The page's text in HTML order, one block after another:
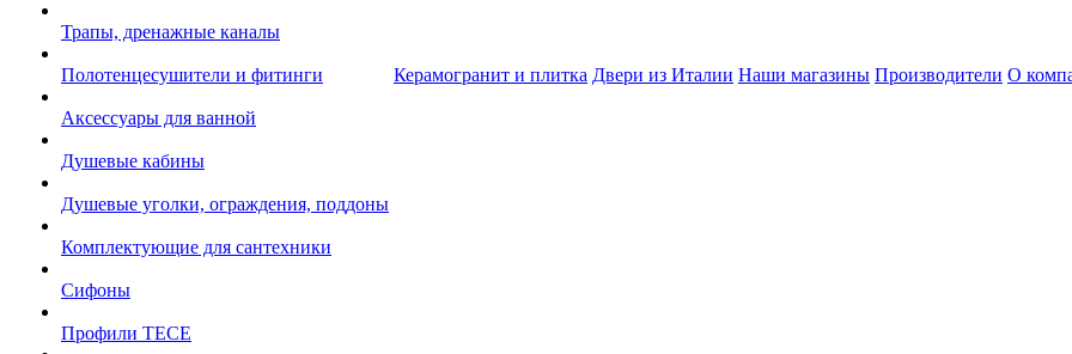
Трапы, дренажные каналы
Полотенцесушители и фитинги
Аксессуары для ванной
Душевые кабины
Душевые уголки, ограждения, поддоны
Комплектующие для сантехники
Сифоны
Профили TECE
Керамогранит и плитка Двери из Италии Наши магазины Производители О